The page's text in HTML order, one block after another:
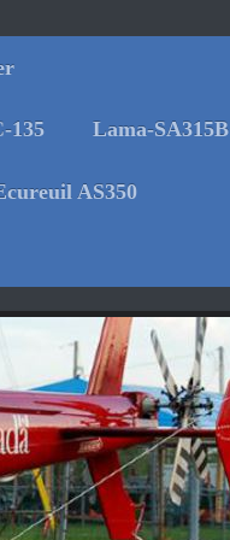
135 Lama-SA315B
AS350